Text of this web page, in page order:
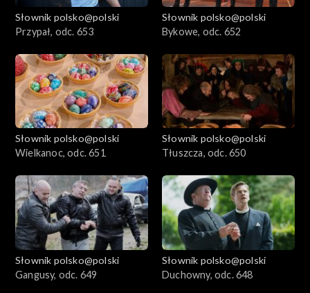
Słownik polsko@polski
Przypał, odc. 653
Słownik polsko@polski
Bykowe, odc. 652
Słownik polsko@polski
Wielkanoc, odc. 651
Słownik polsko@polski
Tłuszcza, odc. 650
Słownik polsko@polski
Gangusy, odc. 649
Słownik polsko@polski
Duchowny, odc. 648